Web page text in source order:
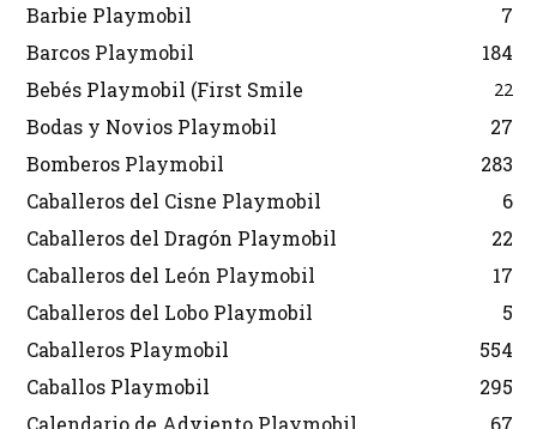
Barbie Playmobil
7
Barcos Playmobil
184
Bebés Playmobil (First Smile
22
Bodas y Novios Playmobil
27
Bomberos Playmobil
283
Caballeros del Cisne Playmobil
6
Caballeros del Dragón Playmobil
22
Caballeros del León Playmobil
17
Caballeros del Lobo Playmobil
5
Caballeros Playmobil
554
Caballos Playmobil
295
Calendario de Adviento Playmobil
67